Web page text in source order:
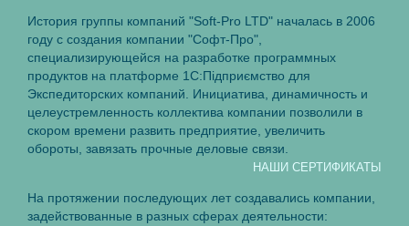
История группы компаний "Soft-Pro LTD" началась в 2006
году с создания компании "Софт-Про",
специализирующейся на разработке программных
продуктов на платформе 1С:Пiдприємство для
Экспедиторских компаний. Инициатива, динамичность и
целеустремленность коллектива компании позволили в
скором времени развить предприятие, увеличить
обороты, завязать прочные деловые связи.
НАШИ СЕРТИФИКАТЫ
На протяжении последующих лет создавались компании,
задействованные в разных сферах деятельности: